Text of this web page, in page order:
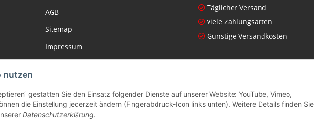
nutzen
gestatten Sie den Einsatz folgender Dienste auf unserer Website: YouTube, Vimeo,
die Einstellung jederzeit ändern (Fingerabdruck-Icon links unten). Weitere Details finden Sie
Datenschutzerklärung.
AGB
Sitemap
Impressum
Widerrufsrecht
Täglicher Versand
viele Zahlungsarten
Günstige Versandkosten